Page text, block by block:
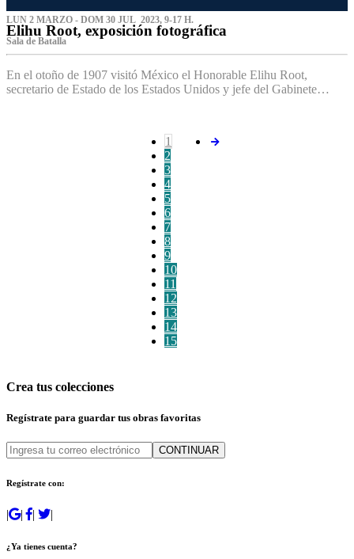
LUN 2 MARZO - DOM 30 JUL 2023, 9-17 H.
Elihu Root, exposición fotográfica
Sala de Batalla
En el otoño de 1907 visitó México el Honorable Elihu Root,
secretario de Estado de los Estados Unidos y jefe del Gabinete…
1
2
3
4
5
6
7
8
9
10
11
12
13
14
15
Crea tus colecciones
Regístrate para guardar tus obras favoritas
CONTINUAR
Regístrate con:
| | | |
¿Ya tienes cuenta?